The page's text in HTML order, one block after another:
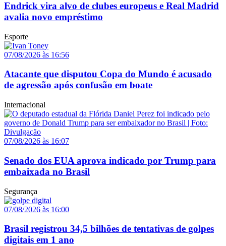
Endrick vira alvo de clubes europeus e Real Madrid
avalia novo empréstimo
Esporte
07/08/2026 às 16:56
Atacante que disputou Copa do Mundo é acusado
de agressão após confusão em boate
Internacional
07/08/2026 às 16:07
Senado dos EUA aprova indicado por Trump para
embaixada no Brasil
Segurança
07/08/2026 às 16:00
Brasil registrou 34,5 bilhões de tentativas de golpes
digitais em 1 ano